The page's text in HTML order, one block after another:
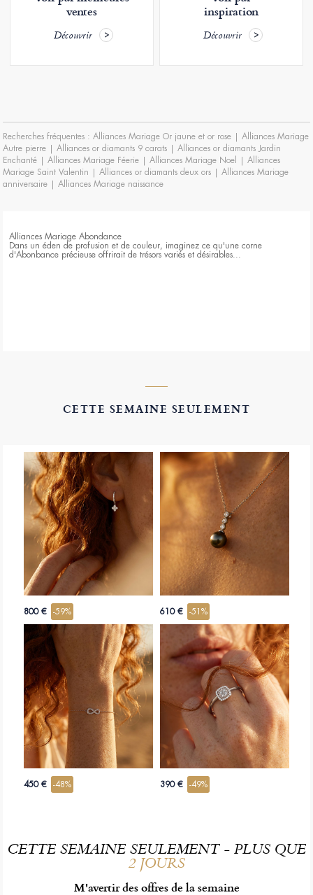
ventes
Découvrir
inspiration
Découvrir
Recherches fréquentes :Alliances Mariage Or jaune et or rose |Alliances Mariage
Autre pierre |Alliances or diamants 9 carats |Alliances or diamants Jardin
Enchanté |Alliances Mariage Féerie |Alliances Mariage Noel |Alliances
Mariage Saint Valentin |Alliances or diamants deux ors |Alliances Mariage
anniversaire |Alliances Mariage naissance
Alliances Mariage Abondance
Dans un éden de profusion et de couleur, imaginez ce qu'une corne
d'Abonbance précieuse offrirait de trésors variés et désirables...
CETTE SEMAINE SEULEMENT
800 € -59% 610 € -51%
450 € -48% 390 € -49%
CETTE SEMAINE SEULEMENT - PLUS QUE
2 JOURS
M'avertir des offres de la semaine